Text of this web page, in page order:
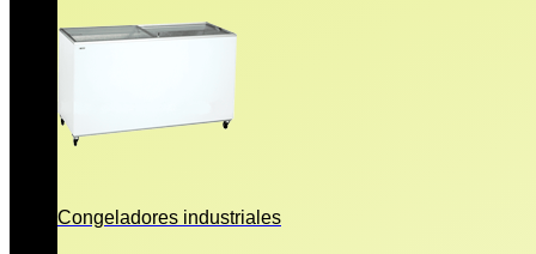
Congeladores industriales